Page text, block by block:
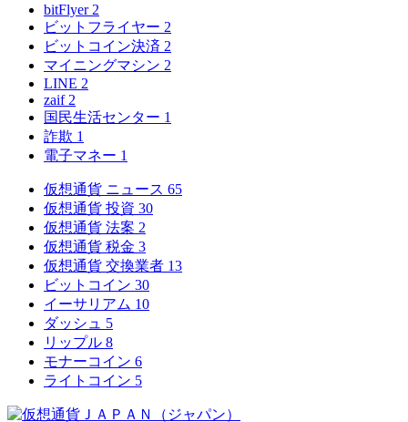
bitFlyer 2
ビットフライヤー 2
ビットコイン決済 2
マイニングマシン 2
LINE 2
zaif 2
国民生活センター 1
詐欺 1
電子マネー 1
仮想通貨 ニュース 65
仮想通貨 投資 30
仮想通貨 法案 2
仮想通貨 税金 3
仮想通貨 交換業者 13
ビットコイン 30
イーサリアム 10
ダッシュ 5
リップル 8
モナーコイン 6
ライトコイン 5